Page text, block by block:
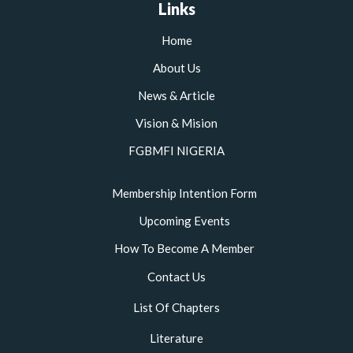
t
r
m
Links
Home
About Us
News & Article
Vision & Mision
FGBMFI NIGERIA
Membership Intention Form
Upcoming Events
How To Become A Member
Contact Us
List Of Chapters
Literature